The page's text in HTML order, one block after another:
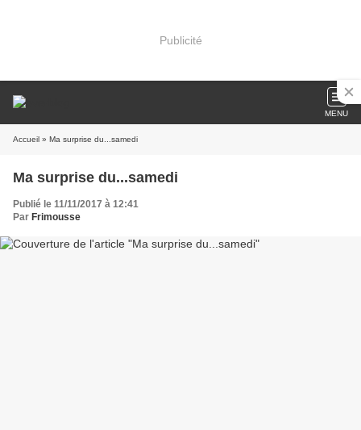
Publicité
MENU
Accueil » Ma surprise du...samedi
Ma surprise du...samedi
Publié le 11/11/2017 à 12:41
Par Frimousse